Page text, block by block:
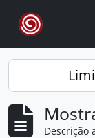
Skip to main content
Descrição